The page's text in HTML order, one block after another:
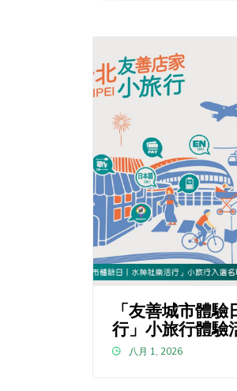
「友善城市體
行」小旅行體驗
八月 1, 2026